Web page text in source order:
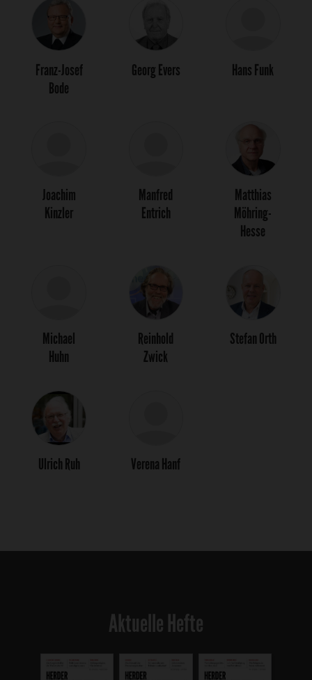
Franz-Josef
Bode
Georg Evers Hans Funk
Joachim
Kinzler
Manfred
Entrich
Matthias
Möhring-
Hesse
Michael
Huhn
Reinhold
Zwick
Stefan Orth
Ulrich Ruh Verena Hanf
Aktuelle Hefte